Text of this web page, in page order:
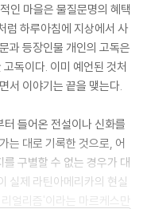
인 마을은 물질문명의 혜택
럼 하루아침에 지상에서 사
과 등장인물 개인의 고독은
독이다. 이미 예언된 것처
서 이야기는 끝을 맺는다.
들어온 전설이나 신화를
는 대로 기록한 것으로, 어
구별할 수 없는 경우가 대
실제 라틴아메리카의 현실
얼리즘'이라는 마르케스만